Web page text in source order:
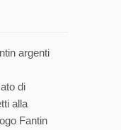
argenti
di
alla
Fantin